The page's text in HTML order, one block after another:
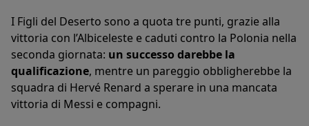
I Figli del Deserto sono a quota tre punti, grazie alla
vittoria con l’Albiceleste e caduti contro la Polonia nella
seconda giornata: un successo darebbe la
qualificazione, mentre un pareggio obbligherebbe la
squadra di Hervé Renard a sperare in una mancata
vittoria di Messi e compagni.